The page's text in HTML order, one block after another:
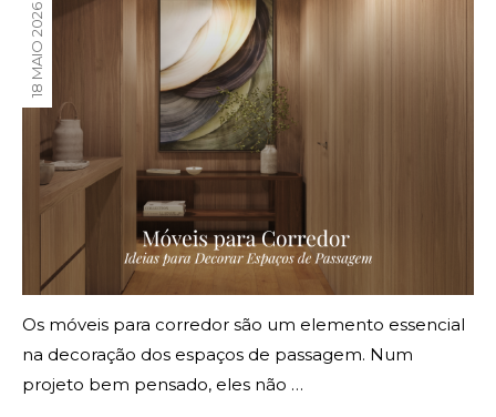
18 MAIO 2026
Os móveis para corredor são um elemento essencial
na decoração dos espaços de passagem. Num
projeto bem pensado, eles não …